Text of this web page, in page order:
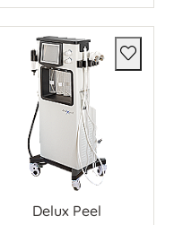
Delux Peel